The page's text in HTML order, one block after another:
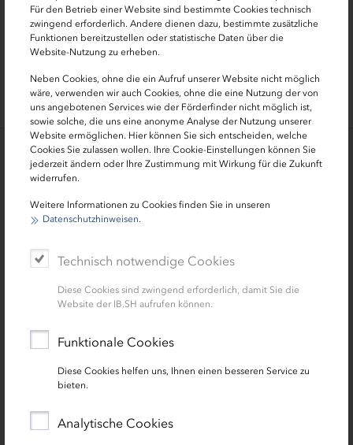
Für den Betrieb einer Website sind bestimmte Cookies technisch
zwingend erforderlich. Andere dienen dazu, bestimmte zusätzliche
Funktionen bereitzustellen oder statistische Daten über die
Website-Nutzung zu erheben.
Neben Cookies, ohne die ein Aufruf unserer Website nicht möglich
wäre, verwenden wir auch Cookies, ohne die eine Nutzung der von
uns angebotenen Services wie der Förderfinder nicht möglich ist,
sowie solche, die uns eine anonyme Analyse der Nutzung unserer
Website ermöglichen. Hier können Sie sich entscheiden, welche
Cookies Sie zulassen wollen. Ihre Cookie-Einstellungen können Sie
jederzeit ändern oder Ihre Zustimmung mit Wirkung für die Zukunft
widerrufen.
Weitere Informationen zu Cookies finden Sie in unseren
Datenschutzhinweisen.
Technisch notwendige Cookies
Diese Cookies sind zwingend erforderlich, damit Sie die
Website der IB.SH aufrufen können.
Funktionale Cookies
Diese Cookies helfen uns, Ihnen einen besseren Service zu
bieten.
Analytische Cookies
0431 9905-5000
immobilien[at]ib-sh.de
Aktuelles
12.06.2023 | News
IB.SH Immo Eigentum & IB.SH Immo
Effizienzhaus: Konditionen angepasst